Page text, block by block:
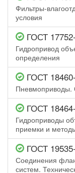
Фильтры-
условия
ГОСТ
Гидропривод
определения
ГОСТ
Пневмоприводы.
ГОСТ
Гидроприводы
приемки и
ГОСТ
Соединения
систем.